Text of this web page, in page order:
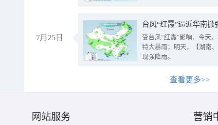
7月25日
台风“红霞”逼近华南
受台风“红霞”影响，今天
特大暴雨；明天，【湖南
现强降雨。
查看更多>>
网站服务 营销